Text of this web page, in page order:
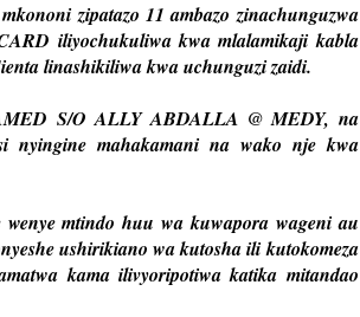
zipatazo 11 ambazo zinachunguzwa
iliyochukuliwa kwa mlalamikaji kabla
linashikiliwa kwa uchunguzi zaidi.
S/O ALLY ABDALLA @ MEDY, na
mahakamani na wako nje kwa
mtindo huu wa kuwapora wageni au
ushirikiano wa kutosha ili kutokomeza
kama ilivyoripotiwa katika mitandao